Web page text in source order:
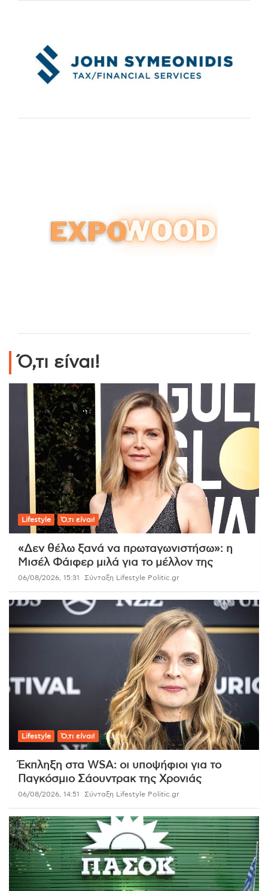
Ό,τι είναι!
Lifestyle Ό,τι είναι!
«Δεν θέλω ξανά να πρωταγωνιστήσω»: η
Μισέλ Φάιφερ μιλά για το μέλλον της
06/08/2026, 15:31 Σύνταξη Lifestyle Politic.gr
Lifestyle Ό,τι είναι!
Έκπληξη στα WSA: οι υποψήφιοι για το
Παγκόσμιο Σάουντρακ της Χρονιάς
06/08/2026, 14:51 Σύνταξη Lifestyle Politic.gr